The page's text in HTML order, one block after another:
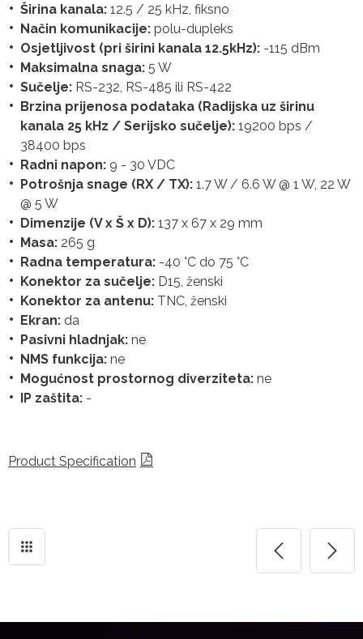
Širina kanala: 12.5 / 25 kHz, fiksno
Način komunikacije: polu-dupleks
Osjetljivost (pri širini kanala 12.5kHz): -115 dBm
Maksimalna snaga: 5 W
Sučelje: RS-232, RS-485 ili RS-422
Brzina prijenosa podataka (Radijska uz širinu
kanala 25 kHz / Serijsko sučelje): 19200 bps /
38400 bps
Radni napon: 9 - 30 VDC
Potrošnja snage (RX / TX): 1.7 W / 6.6 W @ 1 W, 22 W
@ 5 W
Dimenzije (V x Š x D): 137 x 67 x 29 mm
Masa: 265 g
Radna temperatura: -40 °C do 75 °C
Konektor za sučelje: D15, ženski
Konektor za antenu: TNC, ženski
Ekran: da
Pasivni hladnjak: ne
NMS funkcija: ne
Mogućnost prostornog diverziteta: ne
IP zaštita: -
Product Specification